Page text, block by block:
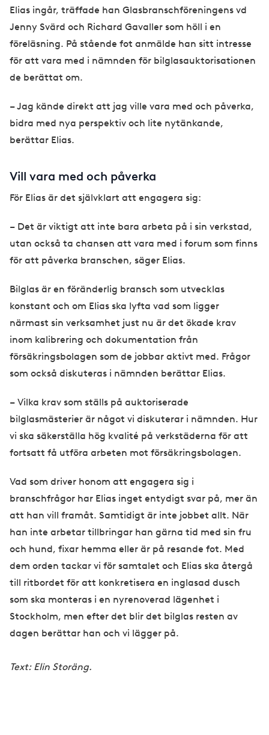
Elias ingår, träffade han Glasbranschföreningens vd
Jenny Svärd och Richard Gavaller som höll i en
föreläsning. På stående fot anmälde han sitt intresse
för att vara med i nämnden för bilglasauktorisationen
de berättat om.
– Jag kände direkt att jag ville vara med och påverka,
bidra med nya perspektiv och lite nytänkande,
berättar Elias.
Vill vara med och påverka
För Elias är det självklart att engagera sig:
– Det är viktigt att inte bara arbeta på i sin verkstad,
utan också ta chansen att vara med i forum som finns
för att påverka branschen, säger Elias.
Bilglas är en föränderlig bransch som utvecklas
konstant och om Elias ska lyfta vad som ligger
närmast sin verksamhet just nu är det ökade krav
inom kalibrering och dokumentation från
försäkringsbolagen som de jobbar aktivt med. Frågor
som också diskuteras i nämnden berättar Elias.
– Vilka krav som ställs på auktoriserade
bilglasmästerier är något vi diskuterar i nämnden. Hur
vi ska säkerställa hög kvalité på verkstäderna för att
fortsatt få utföra arbeten mot försäkringsbolagen.
Vad som driver honom att engagera sig i
branschfrågor har Elias inget entydigt svar på, mer än
att han vill framåt. Samtidigt är inte jobbet allt. När
han inte arbetar tillbringar han gärna tid med sin fru
och hund, fixar hemma eller är på resande fot. Med
dem orden tackar vi för samtalet och Elias ska återgå
till ritbordet för att konkretisera en inglasad dusch
som ska monteras i en nyrenoverad lägenhet i
Stockholm, men efter det blir det bilglas resten av
dagen berättar han och vi lägger på.
Text: Elin Storäng.